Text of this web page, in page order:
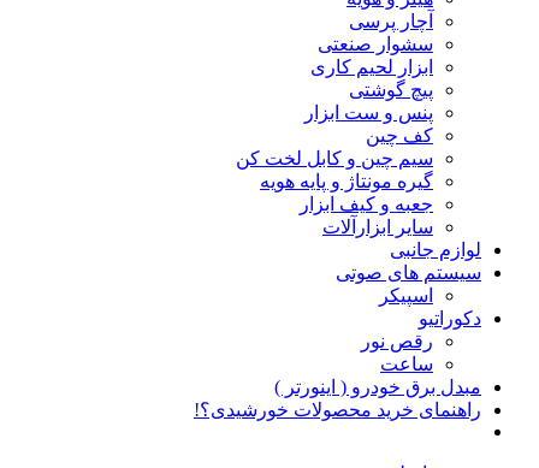
آچار پرسی
سشوار صنعتی
ابزار لحیم کاری
پیچ گوشتی
پنس و ست ابزار
کف چین
سیم چین و کابل لخت کن
گیره مونتاژ و پایه هویه
جعبه و کیف ابزار
سایر ابزارآلات
لوازم جانبی
سیستم های صوتی
اسپیکر
دکوراتیو
رقص نور
ساعت
مبدل برق خودرو ( اینورتر )
راهنمای خرید محصولات خورشیدی؟!